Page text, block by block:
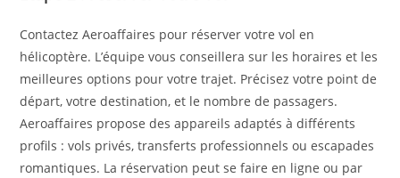
Contactez Aeroaffaires pour réserver votre vol en
hélicoptère. L’équipe vous conseillera sur les horaires et les
meilleures options pour votre trajet. Précisez votre point de
départ, votre destination, et le nombre de passagers.
Aeroaffaires propose des appareils adaptés à différents
profils : vols privés, transferts professionnels ou escapades
romantiques. La réservation peut se faire en ligne ou par